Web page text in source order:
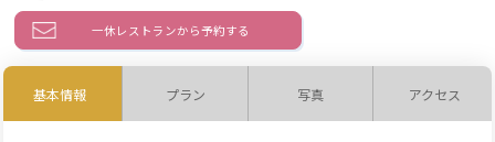
一休レストランから予約する
基本情報 プラン 写真 アクセス